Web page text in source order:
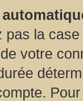
pas la case
votre